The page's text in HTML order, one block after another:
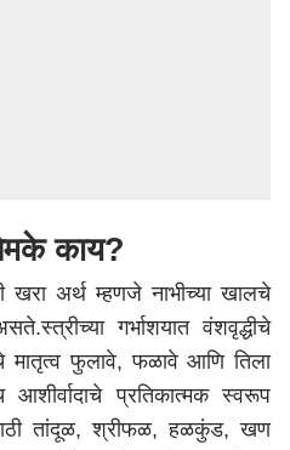
काय?
खरा अर्थ म्हणजे नाभीच्या खालचे
गर्भाशयात वंशवृद्धीचे
मातृत्व फुलावे, फळावे आणि तिला
आशीर्वादाचे प्रतिकात्मक स्वरूप
तांदूळ, श्रीफळ, हळकुंड, खण